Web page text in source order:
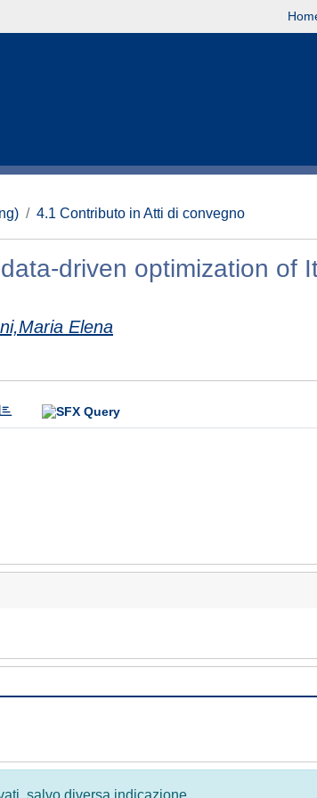
4.1 Contributo in Atti di convegno
driven optimization of
Elena
salvo diversa indicazione.